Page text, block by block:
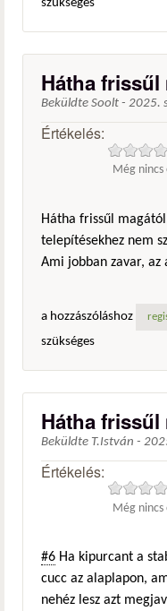
szükséges
Hátha frissűl
Beküldte Soolt - 2025.
Értékelés:
Még
Hátha frissűl
telepítésekhez nem
Ami jobban zavar, az
a hozzászóláshoz
szükséges
Hátha frissűl
Beküldte T.István -
Értékelés:
Még
#6 Ha kipurcant a
cucc az alaplapon,
nehéz lesz azt